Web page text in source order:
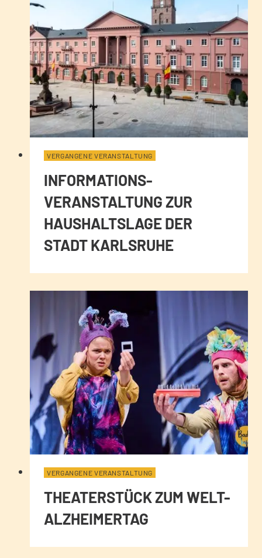
VERGANGENE VERANSTALTUNG
INFORMATIONS-
VERANSTALTUNG ZUR
HAUSHALTSLAGE DER
STADT KARLSRUHE
VERGANGENE VERANSTALTUNG
THEATERSTÜCK ZUM WELT-
ALZHEIMERTAG